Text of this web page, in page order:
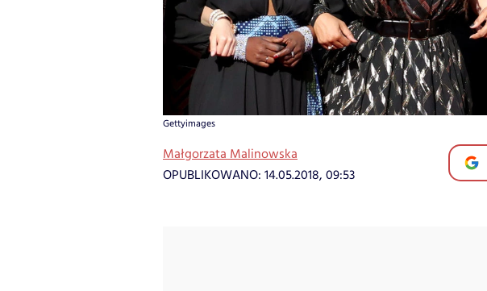
Gettyimages
Małgorzata Malinowska
OPUBLIKOWANO: 14.05.2018, 09:53